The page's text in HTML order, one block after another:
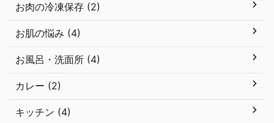
お肉の冷凍保存 (2)
お肌の悩み (4)
お風呂・洗面所 (4)
カレー (2)
キッチン (4)